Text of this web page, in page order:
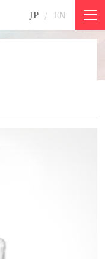
JP EN
2021 日本精工硝子株式会社